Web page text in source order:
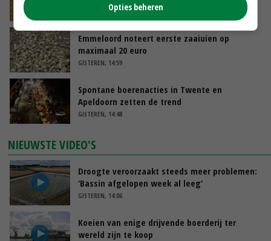
GISTEREN, 15:29
Emmeloord noteert eerste zaaiuien op
maximaal 20 euro
GISTEREN, 14:59
Spontane boerenacties in Twente en
Apeldoorn zetten de trend
GISTEREN, 14:48
NIEUWSTE VIDEO'S
Droogte veroorzaakt steeds meer problemen:
‘Bassin afgelopen week al leeg’
GISTEREN, 14:06
Koeien van enige drijvende boerderij ter
wereld zijn te koop
Opties beheren